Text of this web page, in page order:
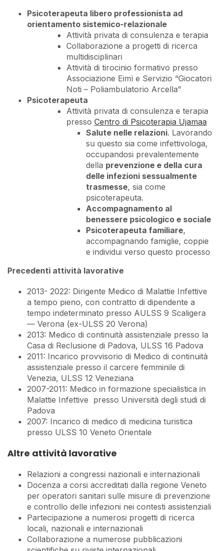
Psicoterapeuta libero professionista ad
orientamento sistemico-relazionale
Attività privata di consulenza e terapia
Collaborazione a progetti di ricerca
multidisciplinari
Attività di tirocinio formativo presso
Associazione Eimì e Servizio “Giocatori
Noti – Poliambulatorio Arcella”
Psicoterapeuta
Attività privata di consulenza e terapia
presso Centro di Psicoterapia Ujamaa
Salute nelle relazioni. Lavorando
su questo sia come infettivologa,
occupandosi prevalentemente
della prevenzione e della cura
delle infezioni sessualmente
trasmesse, sia come
psicoterapeuta.
Accompagnamento al
benessere psicologico e sociale
Psicoterapeuta familiare,
accompagnando famiglie, coppie
e individui verso questo processo
Precedenti attività lavorative
2013- 2022: Dirigente Medico di Malattie Infettive
a tempo pieno, con contratto di dipendente a
tempo indeterminato presso AULSS 9 Scaligera
— Verona (ex-ULSS 20 Verona)
2013: Medico di continuità assistenziale presso la
Casa di Reclusione di Padova, ULSS 16 Padova
2011: Incarico provvisorio di Medico di continuità
assistenziale presso il carcere femminile di
Venezia, ULSS 12 Veneziana
2007-2011: Medico in formazione specialistica in
Malattie Infettive presso Università degli studi di
Padova
2007: Incarico di medico di medicina turistica
presso ULSS 10 Veneto Orientale
Altre attività lavorative
Relazioni a congressi nazionali e internazionali
Docenza a corsi accreditati dalla regione Veneto
per operatori sanitari sulle misure di prevenzione
e controllo delle infezioni nei contesti assistenziali
Partecipazione a numerosi progetti di ricerca
locali, nazionali e internazionali
Collaborazione a numerose pubblicazioni